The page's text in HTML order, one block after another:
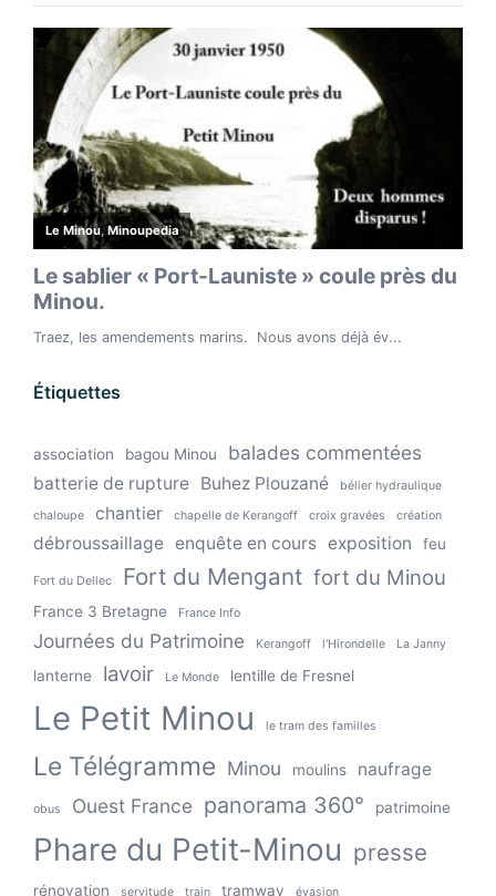
Étiquettes
association bagou Minou balades commentées
batterie de rupture Buhez Plouzané bélier hydraulique
chaloupe chantier chapelle de Kerangoff croix gravées création
débroussaillage enquête en cours exposition feu
Fort du Dellec Fort du Mengant fort du Minou
France 3 Bretagne France Info
Journées du Patrimoine Kerangoff l'Hirondelle La Janny
lanterne lavoir Le Monde lentille de Fresnel
Le Petit Minou le tram des familles
Le Télégramme Minou moulins naufrage
obus Ouest France panorama 360° patrimoine
Phare du Petit-Minou presse
rénovation servitude train tramway évasion